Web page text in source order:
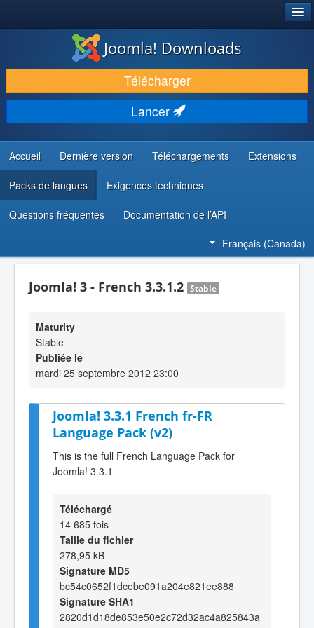
TÉLÉCHARGER & ENRICHIR
DÉCOUVRIR & APPRENDRE
COMMUNAUTÉ & SUPPORT
RESSOURCES DÉVELOPPEURS
Joomla! Downloads
Télécharger
Lancer
Accueil Dernière version Téléchargements Extensions
Packs de langues Exigences techniques
Questions fréquentes Documentation de l’API
Français (Canada)
Joomla! 3 - French 3.3.1.2 Stable
Maturity
Stable
Publiée le
mardi 25 septembre 2012 23:00
Joomla! 3.3.1 French fr-FR
Language Pack (v2)
This is the full French Language Pack for
Joomla! 3.3.1
Téléchargé
14 685 fois
Taille du fichier
278,95 kB
Signature MD5
bc54c0652f1dcebe091a204e821ee888
Signature SHA1
2820d1d18de853e50e2c72d32ac4a825843a